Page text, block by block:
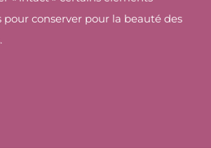
pour conserver pour la beauté des